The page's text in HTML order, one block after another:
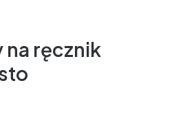
na ręcznik